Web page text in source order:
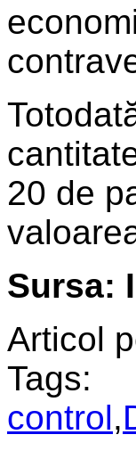
20 de
Sursa:
Articol
Tags:
control,